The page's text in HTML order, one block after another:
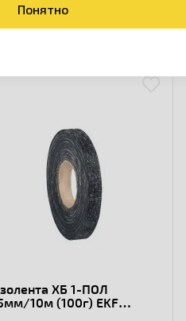
ХБ 1-ПОЛ
10м (100г) EKF
Понятно